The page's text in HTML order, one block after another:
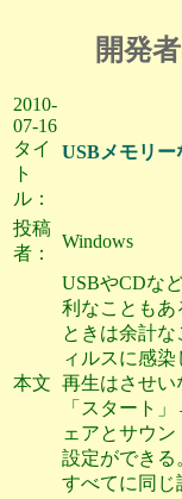
開発者の
2010-
07-16
タイ
ト
ル：
USBメモリ
投稿
者：
Windows
本文
USBやCDな
利なこともあ
ときは余計
ィルスに感
再生はさせい
「スタート
ェアとサウ
設定ができる
すべてに同じ